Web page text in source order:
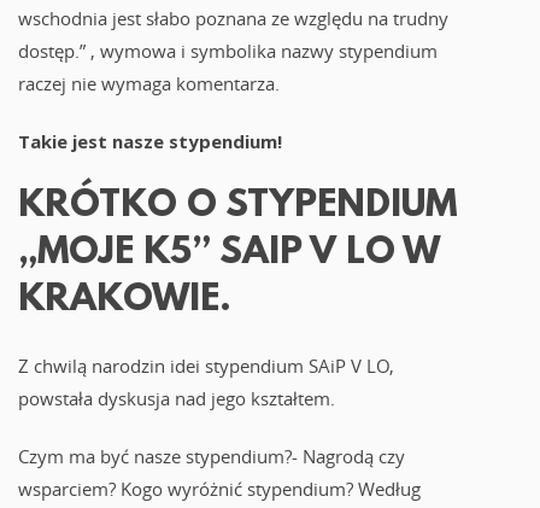
wschodnia jest słabo poznana ze względu na trudny
dostęp.” , wymowa i symbolika nazwy stypendium
raczej nie wymaga komentarza.
Takie jest nasze stypendium!
KRÓTKO O STYPENDIUM
„MOJE K5” SAIP V LO W
KRAKOWIE.
Z chwilą narodzin idei stypendium SAiP V LO,
powstała dyskusja nad jego kształtem.
Czym ma być nasze stypendium?- Nagrodą czy
wsparciem? Kogo wyróżnić stypendium? Według